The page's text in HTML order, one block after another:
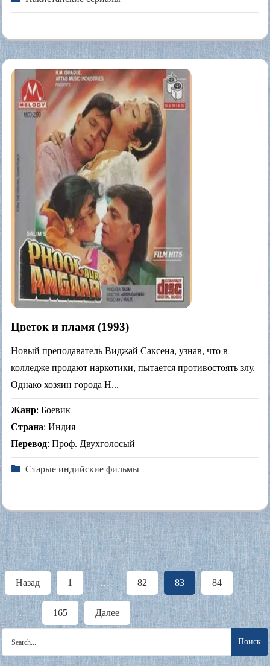
Цветок и пламя (1993)
Новый преподаватель Виджай Саксена, узнав, что в
колледже продают наркотики, пытается противостоять злу.
Однако хозяин города Н...
Жанр: Боевик
Страна: Индия
Перевод: Проф. Двухголосый
Старые индийские фильмы
Пагинация
записей
Назад 1 … 82 83 84
… 165 Далее
Search
for: